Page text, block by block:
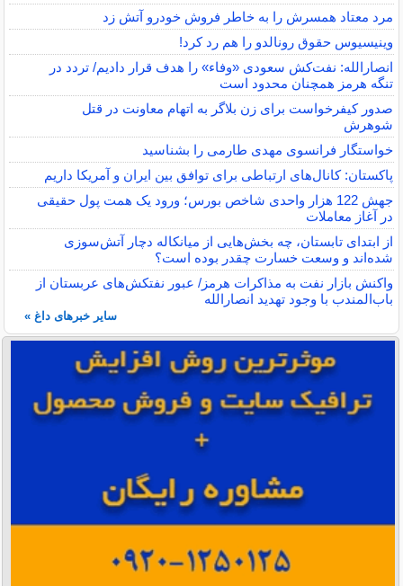
مرد معتاد همسرش را به خاطر فروش خودرو آتش زد
وینیسیوس حقوق رونالدو را هم رد کرد!
انصارالله: نفت‌کش سعودی «وفاء» را هدف قرار دادیم/ تردد در
تنگه هرمز همچنان محدود است
صدور کیفرخواست برای زن بلاگر به اتهام معاونت در قتل
شوهرش
خواستگار فرانسوی مهدی طارمی را بشناسید
پاکستان: کانال‌های ارتباطی برای توافق بین ایران و آمریکا داریم
جهش 122 هزار واحدی شاخص بورس؛ ورود یک همت پول حقیقی
در آغاز معاملات
از ابتدای تابستان، چه بخش‌هایی از میانکاله دچار آتش‌سوزی
شده‌اند و وسعت خسارت چقدر بوده است؟
واکنش بازار نفت به مذاکرات هرمز/ عبور نفتکش‌های عربستان از
باب‌المندب با وجود تهدید انصارالله
سایر خبرهای داغ »